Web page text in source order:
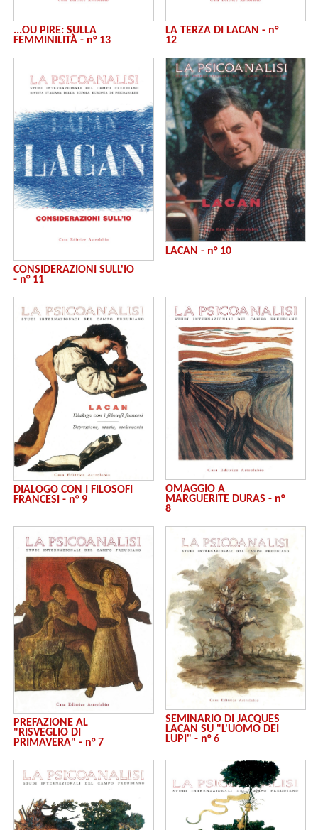
...OU PIRE: SULLA
FEMMINILITÀ - n° 13
LA TERZA DI LACAN - n°
12
CONSIDERAZIONI SULL'IO
- n° 11
LACAN - n° 10
DIALOGO CON I FILOSOFI
FRANCESI - n° 9
OMAGGIO A
MARGUERITE DURAS - n°
8
PREFAZIONE AL
"RISVEGLIO DI
PRIMAVERA" - n° 7
SEMINARIO DI JACQUES
LACAN SU "L'UOMO DEI
LUPI" - n° 6